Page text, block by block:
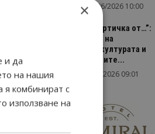
23/06/2026 10:00
“Пощенска картичка от…”:
Перник – град на
традициите, културата и
вдъхновяващите...
Перник 17/06/2026 09:01
×
и да
на нашия
я комбинират с
използване на